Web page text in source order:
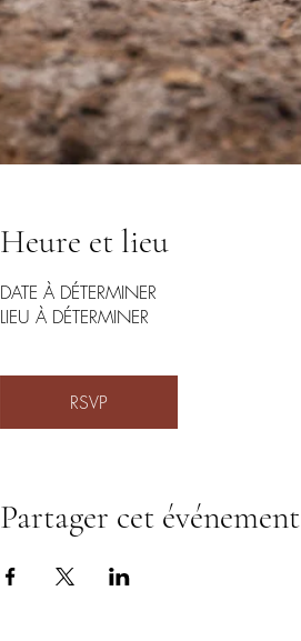
Heure et lieu
DATE À DÉTERMINER
LIEU À DÉTERMINER
RSVP
Partager cet événement